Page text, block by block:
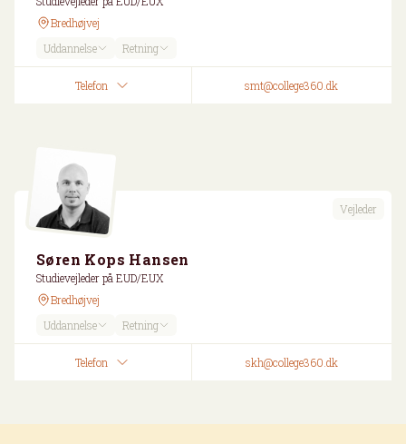
Bredhøjvej
Uddannelse
Retning
Telefon smt@college360.dk
Vejleder
Søren Kops Hansen
Studievejleder på EUD/EUX
Bredhøjvej
Uddannelse
Retning
Telefon skh@college360.dk